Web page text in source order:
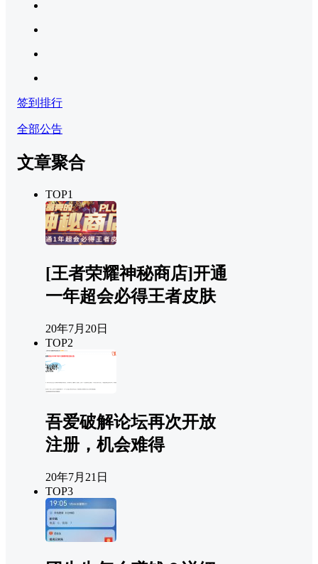
签到排行
全部公告
文章聚合
TOP1
[王者荣耀神秘商店]开通
一年超会必得王者皮肤
20年7月20日
TOP2
吾爱破解论坛再次开放
注册，机会难得
20年7月21日
TOP3